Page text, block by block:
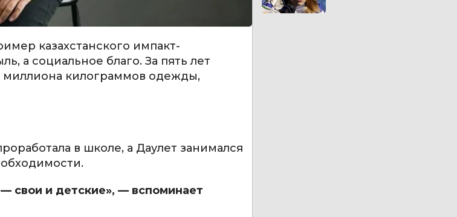
казахстанского импакт-
а социальное благо. За пять лет
миллиона килограммов одежды,
в школе, а Даулет занимался
свои и детские», — вспоминает